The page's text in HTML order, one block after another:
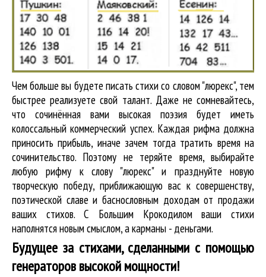
Чем больше вы будете писать стихи со словом "люрекс", тем
быстрее реализуете свой талант. Даже не сомневайтесь,
что сочинённая вами высокая поэзия будет иметь
колоссальный коммерческий успех. Каждая рифма должна
приносить прибыль, иначе зачем тогда тратить время на
сочинительство. Поэтому не теряйте время, выбирайте
любую рифму к слову "люрекс" и празднуйте новую
творческую победу, приближающую вас к совершенству,
поэтической славе и баснословным доходам от продажи
ваших стихов. С Большим Крокодилом ваши стихи
наполнятся новым смыслом, а карманы - деньгами.
Будущее за стихами, сделанными с помощью
генераторов высокой мощности!